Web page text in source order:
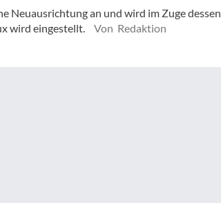
Neuausrichtung an und wird im Zuge dessen
wird eingestellt.
Von Redaktion